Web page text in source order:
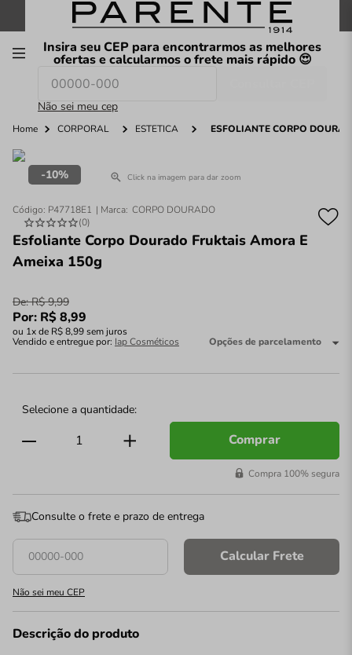
FRETE GRÁTIS nas compras a partir de R$199
Insira seu CEP para encontrarmos as melhores
ofertas e calcularmos o frete mais rápido 😍
Não sei meu cep
O que você procura hoje?
Home CORPORAL ESTÉTICA ESFOLIANTE CORPO
10% Click na imagem para dar zoom
Código: P47718E1
CORPO DOURADO
(0)
Esfoliante Corpo Dourado Fruktais Amora E
Ameixa 150g
De:R$ 9,99
Por: R$8,99
ou 1x de R$8,99sem juros
Vendido e entregue por: Iap Cosméticos Opções de parcelamento
Comprar
Compra 100% segura
Consulte o frete e prazo de entrega
Calcular Frete
Não sei meu CEP
Descrição do produto